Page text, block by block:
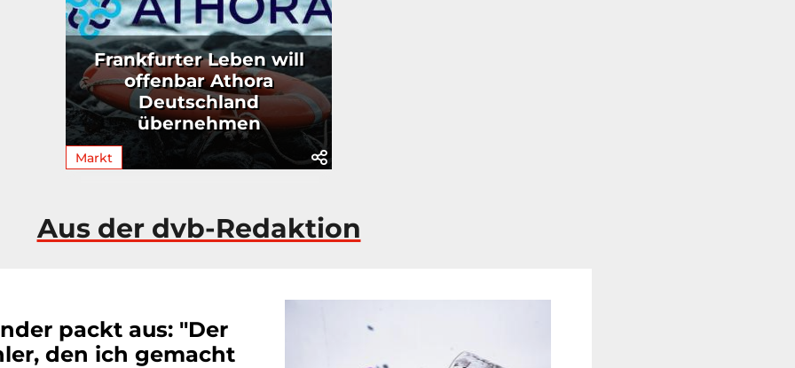
Frankfurter Leben will
offenbar Athora
Deutschland
übernehmen
Markt
Aus der dvb-Redaktion
packt aus: "Der
den ich gemacht